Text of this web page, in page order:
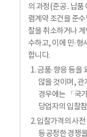
의 과정(준공․납품
렴계약 조건을 준
찰을 취소하거나
수하고, 이에 민·형
합니다.
1. 금품·향응 등을
않을 것이며, 관
경우에는 「국
당업자의 입찰
2. 입찰가격의 사
등 공정한 경쟁